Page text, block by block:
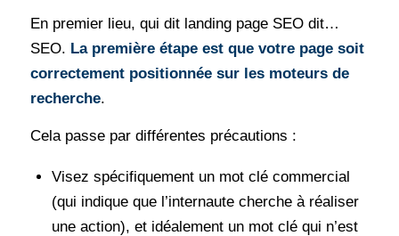
En premier lieu, qui dit landing page SEO dit…
SEO. La première étape est que votre page soit
correctement positionnée sur les moteurs de
recherche.
Cela passe par différentes précautions :
Visez spécifiquement un mot clé commercial
(qui indique que l’internaute cherche à réaliser
une action), et idéalement un mot clé qui n’est